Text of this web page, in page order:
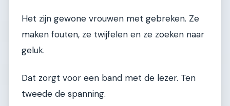
Het zijn gewone vrouwen met gebreken. Ze
maken fouten, ze twijfelen en ze zoeken naar
geluk.
Dat zorgt voor een band met de lezer. Ten
tweede de spanning.